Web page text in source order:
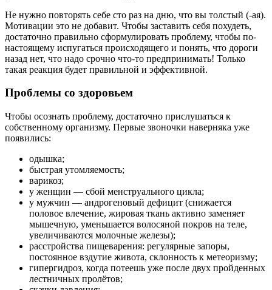
Не нужно повторять себе сто раз на дню, что вы толстый (-ая).
Мотивации это не добавит. Чтобы заставить себя похудеть,
достаточно правильно сформулировать проблему, чтобы по-
настоящему испугаться происходящего и понять, что дороги
назад нет, что надо срочно что-то предпринимать! Только
такая реакция будет правильной и эффективной.
Проблемы со здоровьем
Чтобы осознать проблему, достаточно прислушаться к
собственному организму. Первые звоночки наверняка уже
появились:
одышка;
быстрая утомляемость;
варикоз;
у женщин — сбой менструального цикла;
у мужчин — андрогеновый дефицит (снижается
половое влечение, жировая ткань активно заменяет
мышечную, уменьшается волосяной покров на теле,
увеличиваются молочные железы);
расстройства пищеварения: регулярные запоры,
постоянное вздутие живота, склонность к метеоризму;
гипергидроз, когда потеешь уже после двух пройденных
лестничных пролётов;